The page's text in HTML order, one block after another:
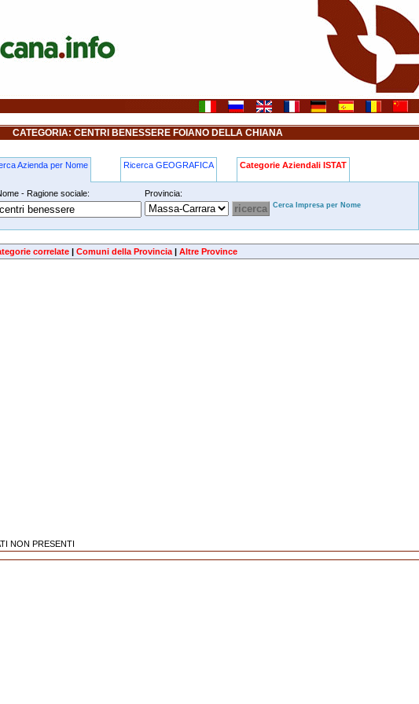
della-chiana
CATEGORIA: CENTRI BENESSERE FOIANO DELLA CHIANA
Azienda per Nome Ricerca GEOGRAFICA Categorie Aziendali ISTAT
- Ragione sociale: Provincia:
Cerca Impresa per Nome
benessere foiano-della-chiana
correlate | Comuni della Provincia | Altre Province
NON PRESENTI